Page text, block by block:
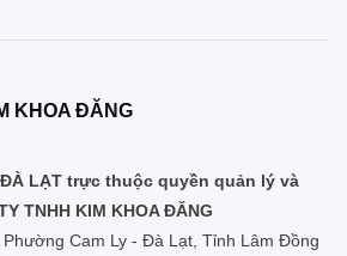
KHOA ĐĂNG
ĐÀ LẠT trực thuộc quyền quản lý và
TNHH KIM KHOA ĐĂNG
Cam Ly - Đà Lạt, Tỉnh Lâm Đồng